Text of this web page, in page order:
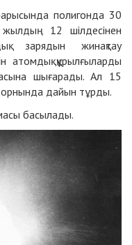
полигонда 30
12 шілдесінен
зарядын жинақтау
атомдық құрылғыларды
шығарады. Ал 15
орнында дайын тұрды.
басылады.